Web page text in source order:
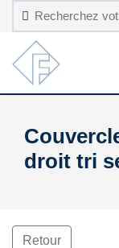
droit tri
Retour